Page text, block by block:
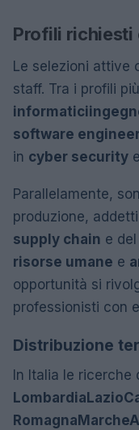
Profili richiesti
Le selezioni attive
staff. Tra i profili
informatici
software
in cyber security e
Parallelamente,
produzione,
supply chain e del
risorse umane e
opportunità si
professionisti con
Distribuzione
In Italia le
Lombardia Lazio
Romagna Marche